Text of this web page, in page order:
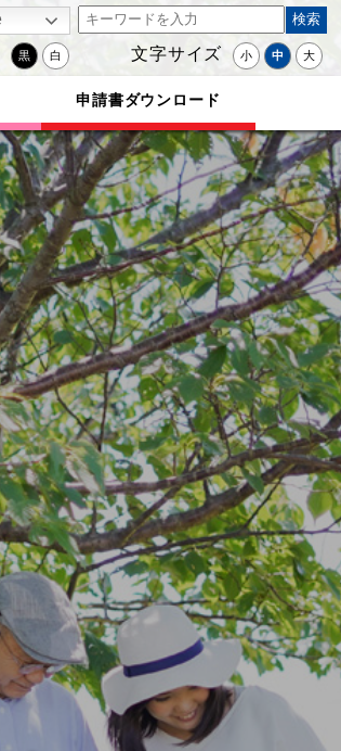
黒 白 文字サイズ 小 中 大
申請書ダウンロード